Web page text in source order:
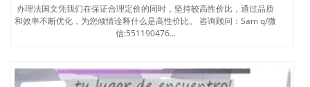
办理法国文凭我们在保证合理定价的同时，坚持较高性价比，通过品质
和效率不断优化，为您倾情诠释什么是高性价比。 咨询顾问：Sam q/微
信:551190476...